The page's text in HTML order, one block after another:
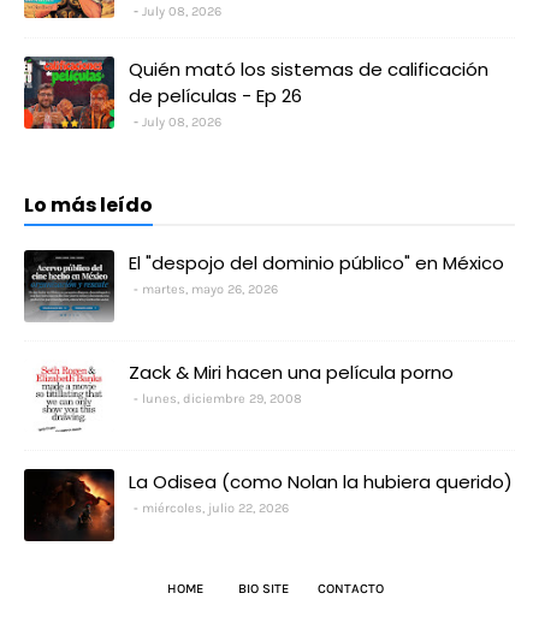
July 08, 2026
Quién mató los sistemas de calificación
de películas - Ep 26
July 08, 2026
Lo más leído
El "despojo del dominio público" en México
martes, mayo 26, 2026
Zack & Miri hacen una película porno
lunes, diciembre 29, 2008
La Odisea (como Nolan la hubiera querido)
miércoles, julio 22, 2026
HOME BIO SITE CONTACTO